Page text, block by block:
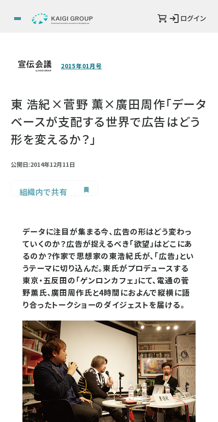
ログイン
2015年01月号
東 浩紀×菅野 薫×廣田周作「データ
ベースが支配する世界で広告はどう
形を変えるか？」
公開日:2014年12月11日
組織内で共有
データに注目が集まる今、広告の形はどう変わっ
ていくのか？広告が捉えるべき「欲望」はどこにあ
るのか？作家で思想家の東浩紀氏が、「広告」とい
うテーマに切り込んだ。東氏がプロデュースする
東京・五反田の「ゲンロンカフェ」にて、電通の菅
野薫氏、廣田周作氏と4時間におよんで縦横に語
り合ったトークショーのダイジェストを届ける。